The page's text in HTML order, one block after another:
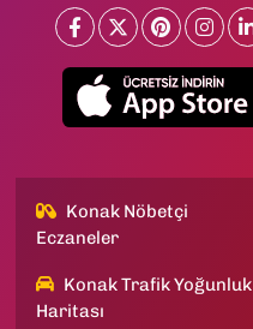
Konak Nöbetçi
Eczaneler
Konak Trafik Yoğunluk
Haritası